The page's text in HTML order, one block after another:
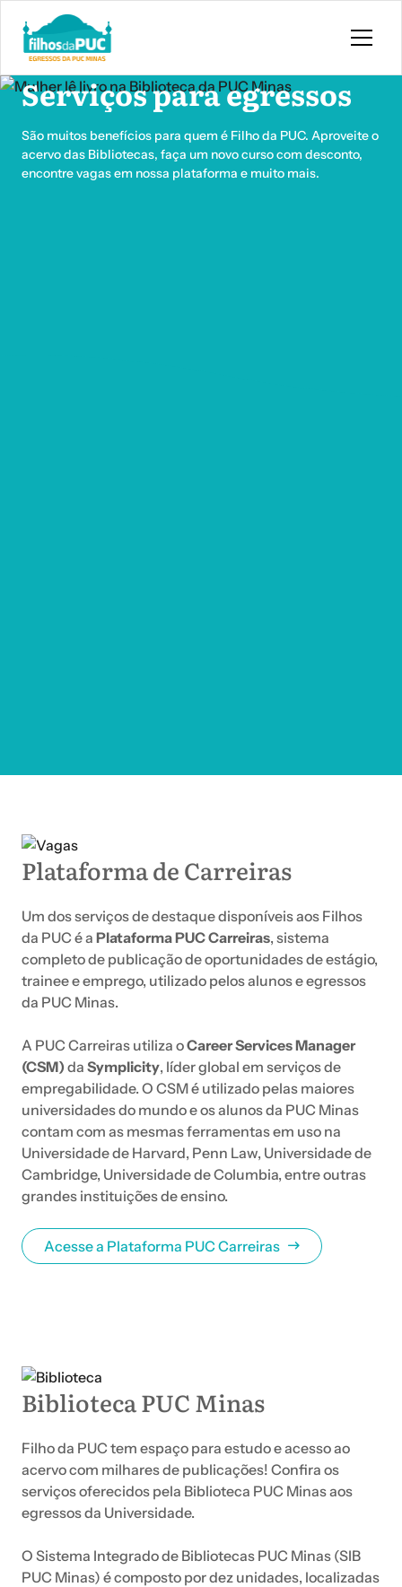
Skip to main content
Serviços para egressos
São muitos benefícios para quem é Filho da PUC. Aproveite o
acervo das Bibliotecas, faça um novo curso com desconto,
encontre vagas em nossa plataforma e muito mais.
Plataforma de Carreiras
Um dos serviços de destaque disponíveis aos Filhos
da PUC é a Plataforma PUC Carreiras, sistema
completo de publicação de oportunidades de estágio,
trainee e emprego, utilizado pelos alunos e egressos
da PUC Minas.
A PUC Carreiras utiliza oCareer Services Manager
(CSM) da Symplicity, líder global em serviços de
empregabilidade. O CSM é utilizado pelas maiores
universidades do mundo e os alunos da PUC Minas
contam com as mesmas ferramentas em uso na
Universidade de Harvard, Penn Law, Universidade de
Cambridge, Universidade de Columbia, entre outras
grandes instituições de ensino.
Acesse a Plataforma PUC Carreiras
Biblioteca PUC Minas
Filho da PUC tem espaço para estudo e acesso ao
acervo com milhares de publicações! Confira os
serviços oferecidos pela Biblioteca PUC Minas aos
egressos da Universidade.
O Sistema Integrado de Bibliotecas PUC Minas (SIB
PUC Minas) é composto por dez unidades, localizadas